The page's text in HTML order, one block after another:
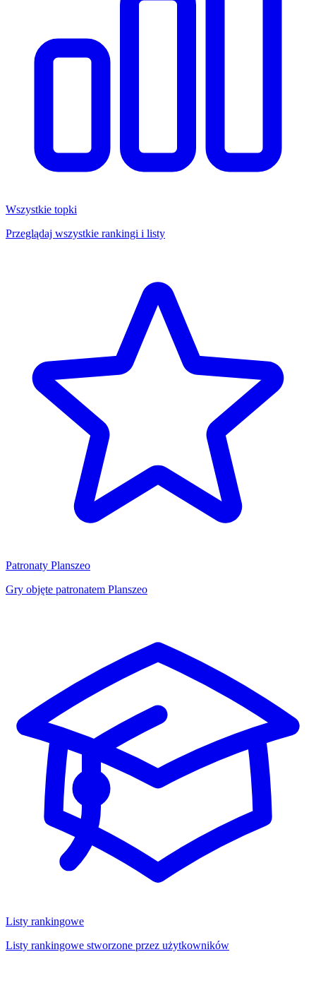
Wszystkie topki
Przeglądaj wszystkie rankingi i listy
Patronaty Planszeo
Gry objęte patronatem Planszeo
Listy rankingowe
Listy rankingowe stworzone przez użytkowników